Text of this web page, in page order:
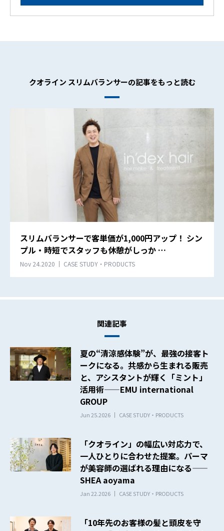
クオライン スリムバランサーの記事をもっと読む
スリムバランサーで客単価が1,000円アップ！ シン
プル・時短でスタッフも休憩がしっか …
Nov 24.2020 CASE STUDY・PRODUCTS
関連記事
夏の“清涼感体験”が、最強の接客ト
ークになる。共感から生まれる販売
と、アシスタントが輝く「ミント」
活用術——EMU international
GROUP
Jun 25.2026 CASE STUDY・PRODUCTS
「クオライン」の幅広い対応力で、
一人ひとりに合わせた提案。パーマ
が美容師の選ばれる理由になる——
SHEA aoyama
Jan 22.2026 CASE STUDY・PRODUCTS
「10年先のお客様の髪と頭皮を守